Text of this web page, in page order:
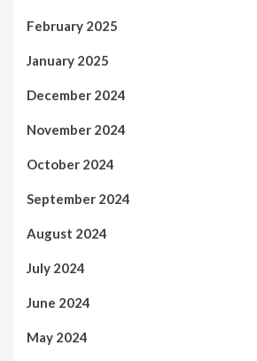
February 2025
January 2025
December 2024
November 2024
October 2024
September 2024
August 2024
July 2024
June 2024
May 2024